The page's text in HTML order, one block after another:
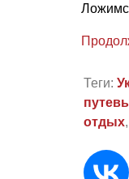
Теги:
отдых,